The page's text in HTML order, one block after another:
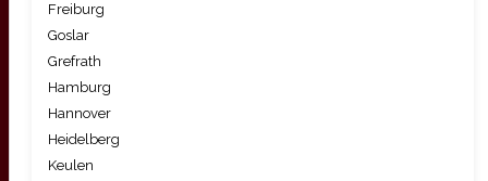
Freiburg
Goslar
Grefrath
Hamburg
Hannover
Heidelberg
Keulen